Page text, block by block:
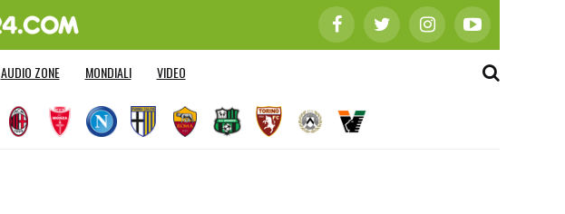
AUDIO ZONE MONDIALI VIDEO